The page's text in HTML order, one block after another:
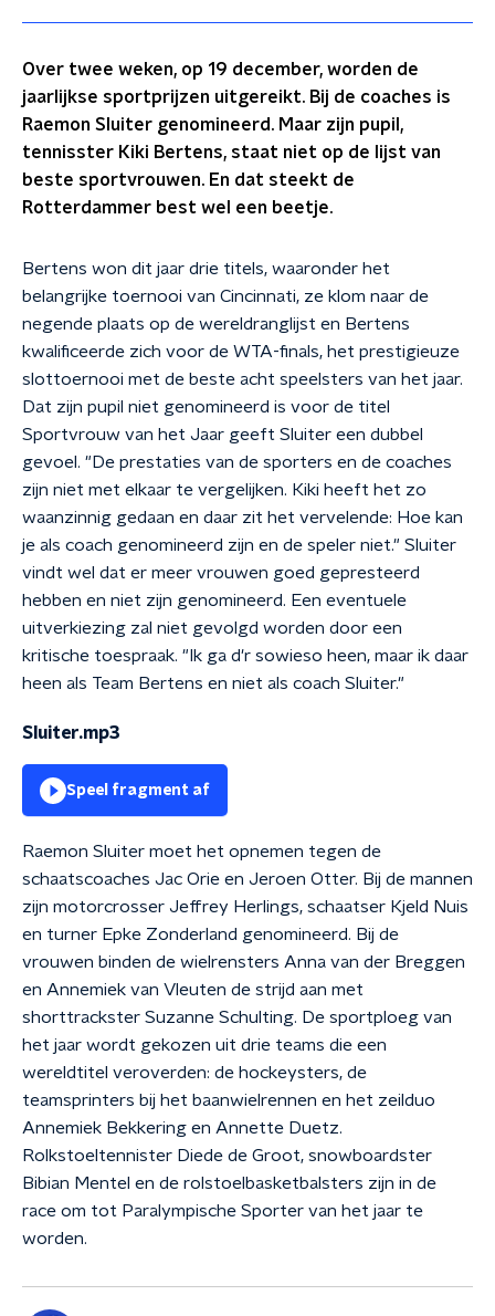
Over twee weken, op 19 december, worden de
jaarlijkse sportprijzen uitgereikt. Bij de coaches is
Raemon Sluiter genomineerd. Maar zijn pupil,
tennisster Kiki Bertens, staat niet op de lijst van
beste sportvrouwen. En dat steekt de
Rotterdammer best wel een beetje.
Bertens won dit jaar drie titels, waaronder het
belangrijke toernooi van Cincinnati, ze klom naar de
negende plaats op de wereldranglijst en Bertens
kwalificeerde zich voor de WTA-finals, het prestigieuze
slottoernooi met de beste acht speelsters van het jaar.
Dat zijn pupil niet genomineerd is voor de titel
Sportvrouw van het Jaar geeft Sluiter een dubbel
gevoel. "De prestaties van de sporters en de coaches
zijn niet met elkaar te vergelijken. Kiki heeft het zo
waanzinnig gedaan en daar zit het vervelende: Hoe kan
je als coach genomineerd zijn en de speler niet." Sluiter
vindt wel dat er meer vrouwen goed gepresteerd
hebben en niet zijn genomineerd. Een eventuele
uitverkiezing zal niet gevolgd worden door een
kritische toespraak. "Ik ga d'r sowieso heen, maar ik daar
heen als Team Bertens en niet als coach Sluiter."
Sluiter.mp3
Speel fragment af
Raemon Sluiter moet het opnemen tegen de
schaatscoaches Jac Orie en Jeroen Otter. Bij de mannen
zijn motorcrosser Jeffrey Herlings, schaatser Kjeld Nuis
en turner Epke Zonderland genomineerd. Bij de
vrouwen binden de wielrensters Anna van der Breggen
en Annemiek van Vleuten de strijd aan met
shorttrackster Suzanne Schulting. De sportploeg van
het jaar wordt gekozen uit drie teams die een
wereldtitel veroverden: de hockeysters, de
teamsprinters bij het baanwielrennen en het zeilduo
Annemiek Bekkering en Annette Duetz.
Rolkstoeltennister Diede de Groot, snowboardster
Bibian Mentel en de rolstoelbasketbalsters zijn in de
race om tot Paralympische Sporter van het jaar te
worden.